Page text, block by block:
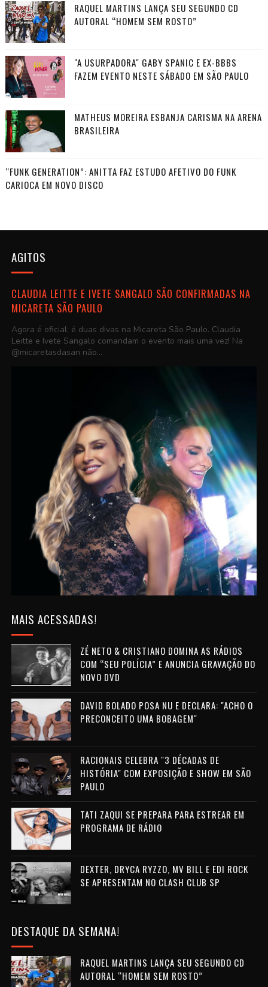
RAQUEL MARTINS LANÇA SEU SEGUNDO CD
AUTORAL “HOMEM SEM ROSTO”
"A USURPADORA" GABY SPANIC E EX-BBBS
FAZEM EVENTO NESTE SÁBADO EM SÃO PAULO
MATHEUS MOREIRA ESBANJA CARISMA NA ARENA
BRASILEIRA
“FUNK GENERATION”: ANITTA FAZ ESTUDO AFETIVO DO FUNK
CARIOCA EM NOVO DISCO
AGITOS
CLAUDIA LEITTE E IVETE SANGALO SÃO CONFIRMADAS NA
MICARETA SÃO PAULO
Agora é oficial: é duas divas na Micareta São Paulo. Claudia
Leitte e Ivete Sangalo comandam o evento mais uma vez! Na
@micaretasdasan não...
MAIS ACESSADAS!
ZÉ NETO & CRISTIANO DOMINA AS RÁDIOS
COM “SEU POLÍCIA” E ANUNCIA GRAVAÇÃO DO
NOVO DVD
DAVID BOLADO POSA NU E DECLARA: "ACHO O
PRECONCEITO UMA BOBAGEM"
RACIONAIS CELEBRA "3 DÉCADAS DE
HISTÓRIA" COM EXPOSIÇÃO E SHOW EM SÃO
PAULO
TATI ZAQUI SE PREPARA PARA ESTREAR EM
PROGRAMA DE RÁDIO
DEXTER, DRYCA RYZZO, MV BILL E EDI ROCK
SE APRESENTAM NO CLASH CLUB SP
DESTAQUE DA SEMANA!
RAQUEL MARTINS LANÇA SEU SEGUNDO CD
AUTORAL “HOMEM SEM ROSTO”